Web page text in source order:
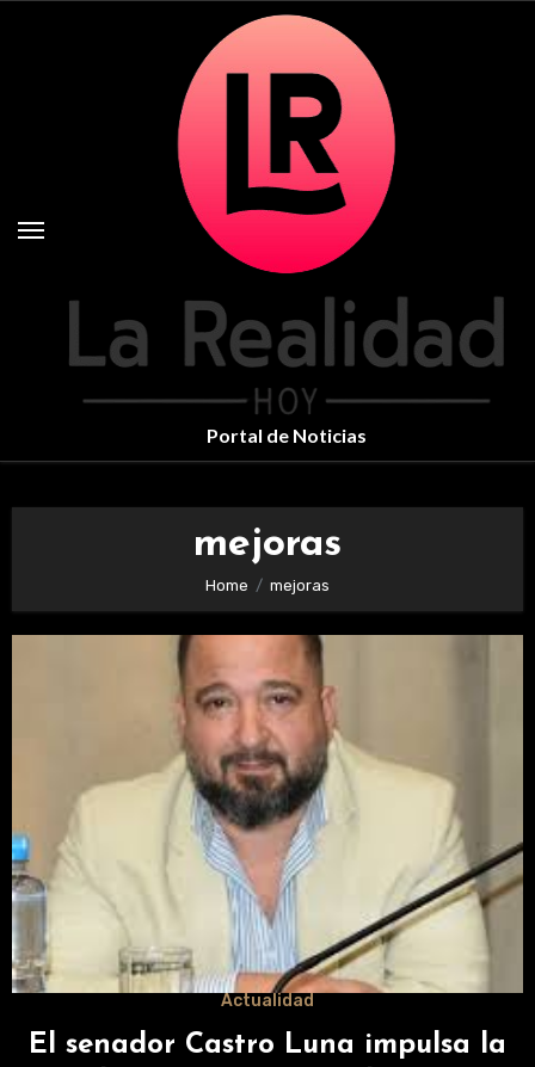
Portal de Noticias
mejoras
Home mejoras
Actualidad
El senador Castro Luna impulsa la